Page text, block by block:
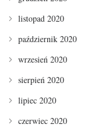
listopad 2020
październik 2020
wrzesień 2020
sierpień 2020
lipiec 2020
czerwiec 2020